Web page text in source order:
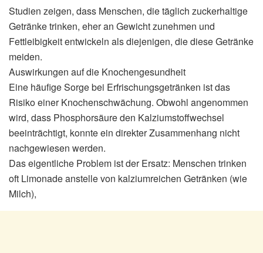
Studien zeigen, dass Menschen, die täglich zuckerhaltige
Getränke trinken, eher an Gewicht zunehmen und
Fettleibigkeit entwickeln als diejenigen, die diese Getränke
meiden.
Auswirkungen auf die Knochengesundheit
Eine häufige Sorge bei Erfrischungsgetränken ist das
Risiko einer Knochenschwächung. Obwohl angenommen
wird, dass Phosphorsäure den Kalziumstoffwechsel
beeinträchtigt, konnte ein direkter Zusammenhang nicht
nachgewiesen werden.
Das eigentliche Problem ist der Ersatz: Menschen trinken
oft Limonade anstelle von kalziumreichen Getränken (wie
Milch),